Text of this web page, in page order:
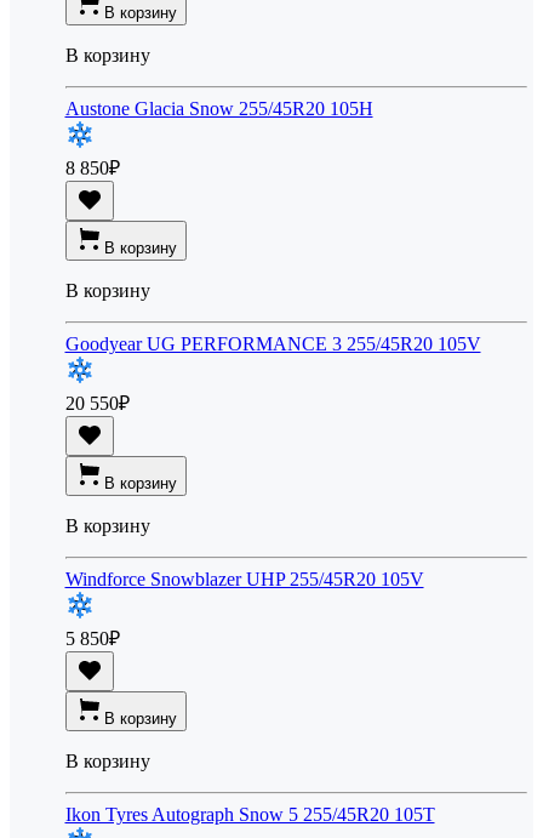
В корзину
В корзину
Austone Glacia Snow 255/45R20 105H
8 850₽
В корзину
В корзину
Goodyear UG PERFORMANCE 3 255/45R20 105V
20 550₽
В корзину
В корзину
Windforce Snowblazer UHP 255/45R20 105V
5 850₽
В корзину
В корзину
Ikon Tyres Autograph Snow 5 255/45R20 105T